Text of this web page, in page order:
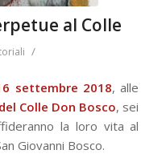
al Colle
/
settembre 2018, alle
Colle Don Bosco, sei
la loro vita al
Giovanni Bosco.